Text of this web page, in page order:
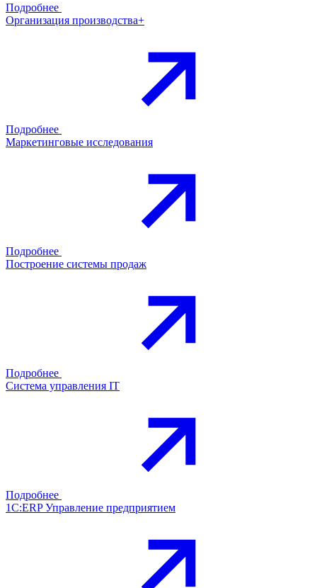
Подробнее
Организация производства+
Подробнее
Маркетинговые исследования
Подробнее
Построение системы продаж
Подробнее
Система управления IT
Подробнее
1С:ERP Управление предприятием